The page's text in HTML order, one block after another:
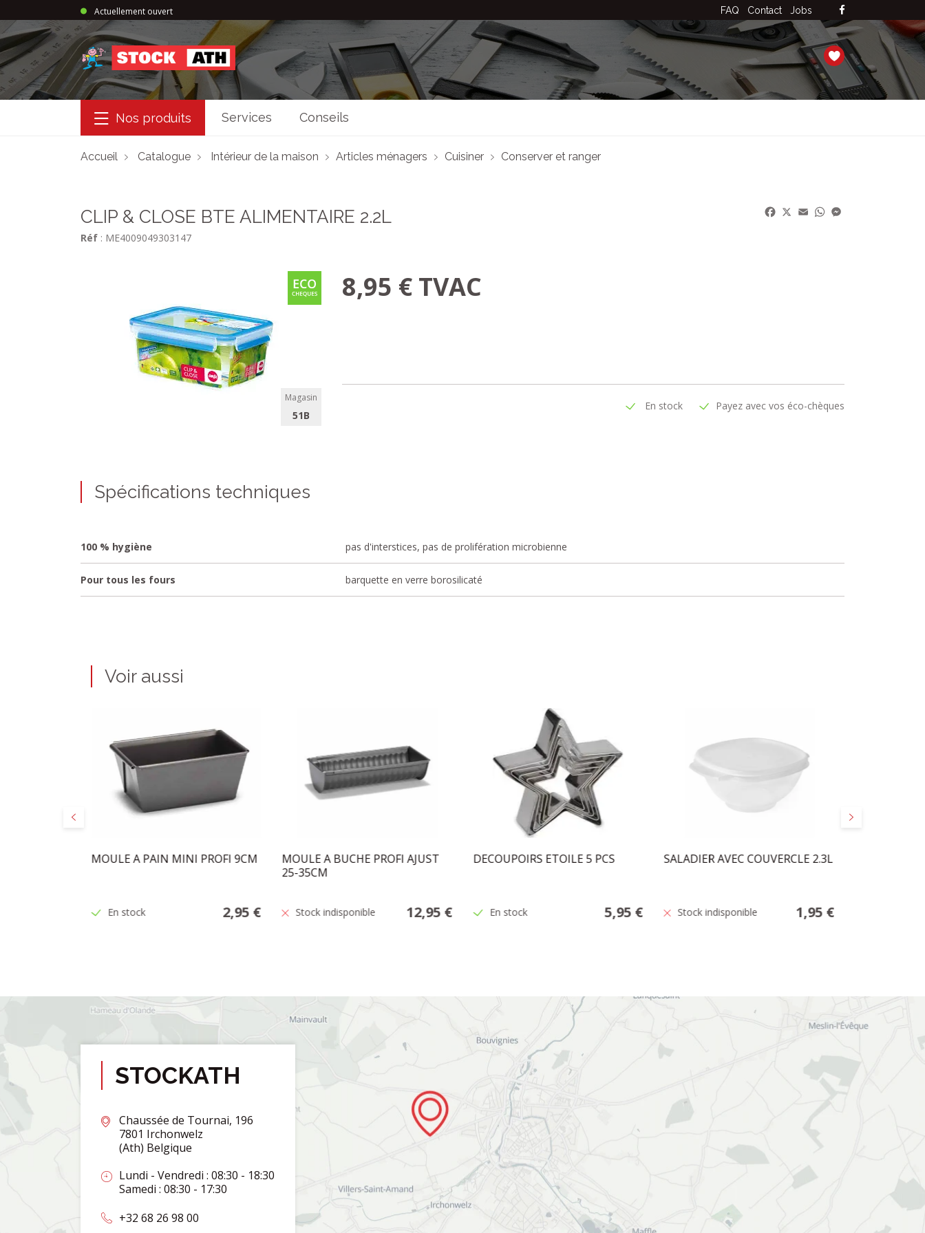
Actuellement ouvert FAQ Contact Jobs
StockAth
Nos produits Services Conseils
Accueil Catalogue Intérieur de la maison Articles ménagers Cuisiner Conserver et ranger
CLIP & CLOSE BTE ALIMENTAIRE 2.2L
Réf : ME4009049303147
Facebook
X EmailWhatsApp
Magasin
51B
8,95 € TVAC
En stock Payez avec vos éco-chèques
Spécifications techniques
100 % hygiène pas d'interstices, pas de prolifération microbienne
Pour tous les fours barquette en verre borosilicaté
Voir aussi
Précédent Suivant
MOULE A PAIN MINI PROFI 9CM
En stock 2,95 €
MOULE A BUCHE PROFI AJUST
25-35CM
Stock indisponible 12,95 €
DECOUPOIRS ETOILE 5 PCS
En stock 5,95 €
SALADIER AVEC COUVERCLE 2.3L
Stock indisponible 1,95 €
STOCKATH
Chaussée de Tournai, 196
7801 Irchonwelz
(Ath) Belgique
Lundi - Vendredi : 08:30 - 18:30
Samedi : 08:30 - 17:30
+32 68 26 98 00